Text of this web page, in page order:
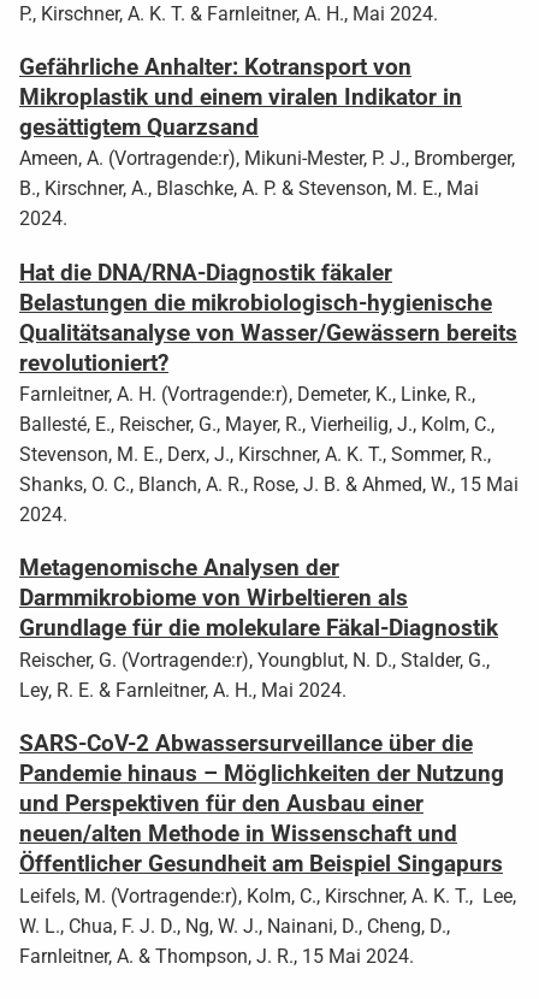
P., Kirschner, A. K. T. & Farnleitner, A. H., Mai 2024.
Gefährliche Anhalter: Kotransport von
Mikroplastik und einem viralen Indikator in
gesättigtem Quarzsand
Ameen, A. (Vortragende:r), Mikuni-Mester, P. J., Bromberger,
B., Kirschner, A., Blaschke, A. P. & Stevenson, M. E., Mai
2024.
Hat die DNA/RNA-Diagnostik fäkaler
Belastungen die mikrobiologisch-hygienische
Qualitätsanalyse von Wasser/Gewässern bereits
revolutioniert?
Farnleitner, A. H. (Vortragende:r), Demeter, K., Linke, R.,
Ballesté, E., Reischer, G., Mayer, R., Vierheilig, J., Kolm, C.,
Stevenson, M. E., Derx, J., Kirschner, A. K. T., Sommer, R.,
Shanks, O. C., Blanch, A. R., Rose, J. B. & Ahmed, W., 15 Mai
2024.
Metagenomische Analysen der
Darmmikrobiome von Wirbeltieren als
Grundlage für die molekulare Fäkal-Diagnostik
Reischer, G. (Vortragende:r), Youngblut, N. D., Stalder, G.,
Ley, R. E. & Farnleitner, A. H., Mai 2024.
SARS-CoV-2 Abwassersurveillance über die
Pandemie hinaus – Möglichkeiten der Nutzung
und Perspektiven für den Ausbau einer
neuen/alten Methode in Wissenschaft und
Öffentlicher Gesundheit am Beispiel Singapurs
Leifels, M. (Vortragende:r), Kolm, C., Kirschner, A. K. T., Lee,
W. L., Chua, F. J. D., Ng, W. J., Nainani, D., Cheng, D.,
Farnleitner, A. & Thompson, J. R., 15 Mai 2024.